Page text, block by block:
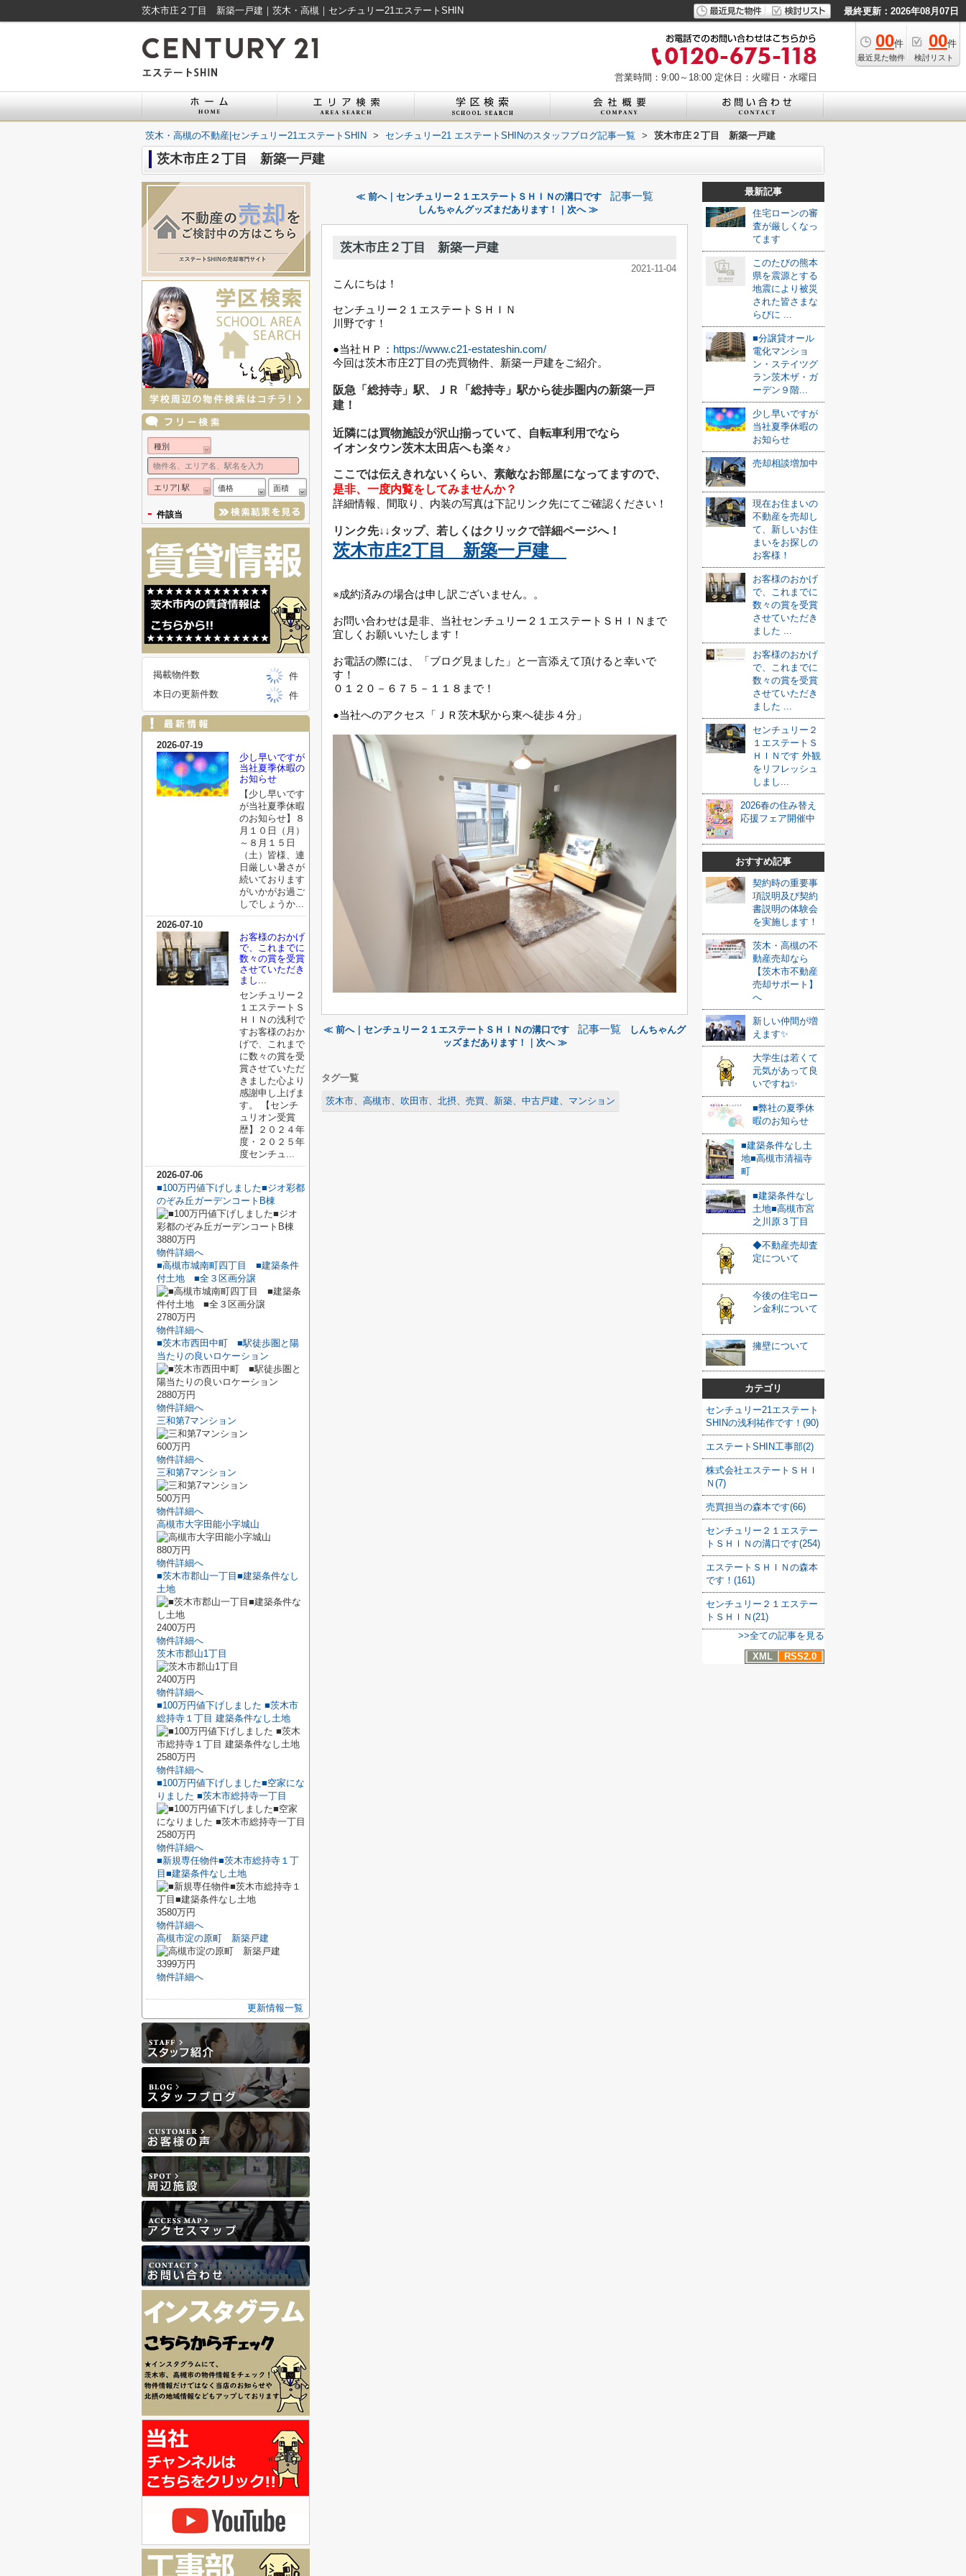
茨木市庄２丁目 新築一戸建｜茨木・高槻｜センチュリー21エステートSHIN 最終更新：2026年08月07日
00件
最近見た物件
00件
検討リスト
営業時間：9:00～18:00 定休日：火曜日・水曜日
茨木・高槻の不動産|センチュリー21エステートSHIN > センチュリー21 エステートSHINのスタッフブログ記事一覧 > 茨木市庄２丁目 新築一戸建
茨木市庄２丁目 新築一戸建
≪ 前へ｜センチュリー２１エステートＳＨＩＮの溝口です 記事一覧
しんちゃんグッズまだあります！｜次へ ≫
茨木市庄２丁目 新築一戸建
2021-11-04
こんにちは！
センチュリー２１エステートＳＨＩＮ
川野です！
●当社ＨＰ： https://www.c21-estateshin.com/
今回は茨木市庄2丁目の売買物件、新築一戸建をご紹介。
阪急「総持寺」駅、ＪＲ「総持寺」駅から徒歩圏内の新築一戸
建！
近隣には買物施設が沢山揃っていて、自転車利用でなら
イオンタウン茨木太田店へも楽々♪
ここでは伝えきれないくらい、素敵なお部屋になってますので、
是非、一度内覧をしてみませんか？
詳細情報、間取り、内装の写真は下記リンク先にてご確認ください！
リンク先↓↓タップ、若しくはクリックで詳細ページへ！
茨木市庄2丁目　新築一戸建
※成約済みの場合は申し訳ございません。。
お問い合わせは是非、当社センチュリー２１エステートＳＨＩＮまで
宜しくお願いいたします！
お電話の際には、「ブログ見ました」と一言添えて頂けると幸いで
す！
０１２０－６７５－１１８まで！
●当社へのアクセス「ＪＲ茨木駅から東へ徒歩４分」
≪ 前へ｜センチュリー２１エステートＳＨＩＮの溝口です 記事一覧
しんちゃんグ
ッズまだあります！｜次へ ≫
タグ一覧
茨木市、高槻市、吹田市、北摂、売買、新築、中古戸建、マンション
最新記事
住宅ローンの審
査が厳しくなっ
てます
このたびの熊本
県を震源とする
地震により被災
された皆さまな
らびに ...
■分譲貸オール
電化マンショ
ン・ステイツグ
ラン茨木ザ・ガ
ーデン９階...
少し早いですが
当社夏季休暇の
お知らせ
売却相談増加中
現在お住まいの
不動産を売却し
て、新しいお住
まいをお探しの
お客様！
お客様のおかげ
で、これまでに
数々の賞を受賞
させていただき
ました ...
お客様のおかげ
で、これまでに
数々の賞を受賞
させていただき
ました ...
センチュリー２
１エステートＳ
ＨＩＮです 外観
をリフレッシュ
しまし...
2026春の住み替え
応援フェア開催中
おすすめ記事
契約時の重要事
項説明及び契約
書説明の体験会
を実施します！
茨木・高槻の不
動産売却なら
【茨木市不動産
売却サポート】
へ
新しい仲間が増
えます✨
大学生は若くて
元気があって良
いですね✨
■弊社の夏季休
暇のお知らせ
■建築条件なし土
地■高槻市清福寺
町
■建築条件なし
土地■高槻市宮
之川原３丁目
◆不動産売却査
定について
今後の住宅ロー
ン金利について
擁壁について
カテゴリ
センチュリー21エステート
SHINの浅利祐作です！(90)
エステートSHIN工事部(2)
株式会社エステートＳＨＩ
Ｎ(7)
売買担当の森本です(66)
センチュリー２１エステー
トＳＨＩＮの溝口です(254)
エステートＳＨＩＮの森本
です！(161)
センチュリー２１エステー
トＳＨＩＮ(21)
>>全ての記事を見る
XML
RSS2.0
種別
エリア| 駅 価格 面積
- 件該当
掲載物件数
件
本日の更新件数
件
2026-07-19
少し早いですが
当社夏季休暇の
お知らせ
【少し早いです
が当社夏季休暇
のお知らせ】８
月１０日（月）
～８月１５日
（土）皆様、連
日厳しい暑さが
続いております
がいかがお過ご
しでしょうか...
2026-07-10
お客様のおかげ
で、これまでに
数々の賞を受賞
させていただき
まし...
センチュリー２
１エステートＳ
ＨＩＮの浅利で
すお客様のおか
げで、これまで
に数々の賞を受
賞させていただ
きました心より
感謝申し上げま
す。 【センチ
ュリオン受賞
歴】２０２４年
度・２０２５年
度センチュ...
2026-07-06
■100万円値下げしました■ジオ彩都
のぞみ丘ガーデンコートB棟
3880万円
物件詳細へ
■高槻市城南町四丁目 ■建築条件
付土地 ■全３区画分譲
2780万円
物件詳細へ
■茨木市西田中町 ■駅徒歩圏と陽
当たりの良いロケーション
2880万円
物件詳細へ
三和第7マンション
600万円
物件詳細へ
三和第7マンション
500万円
物件詳細へ
高槻市大字田能小字城山
880万円
物件詳細へ
■茨木市郡山一丁目■建築条件なし
土地
2400万円
物件詳細へ
茨木市郡山1丁目
2400万円
物件詳細へ
■100万円値下げしました ■茨木市
総持寺１丁目 建築条件なし土地
2580万円
物件詳細へ
■100万円値下げしました■空家にな
りました ■茨木市総持寺一丁目
2580万円
物件詳細へ
■新規専任物件■茨木市総持寺１丁
目■建築条件なし土地
3580万円
物件詳細へ
高槻市淀の原町 新築戸建
3399万円
物件詳細へ
更新情報一覧